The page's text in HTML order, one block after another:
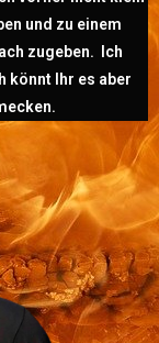
und zu einem
zugeben. Ich
könnt Ihr es aber